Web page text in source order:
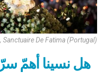
Sanctuaire De Fatima (Portugal)
هل نسينا أهمّ